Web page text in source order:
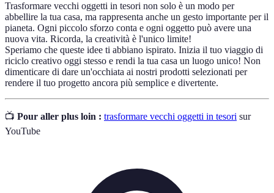
Trasformare vecchi oggetti in tesori non solo è un modo per
abbellire la tua casa, ma rappresenta anche un gesto importante per il
pianeta. Ogni piccolo sforzo conta e ogni oggetto può avere una
nuova vita. Ricorda, la creatività è l'unico limite!
Speriamo che queste idee ti abbiano ispirato. Inizia il tuo viaggio di
riciclo creativo oggi stesso e rendi la tua casa un luogo unico! Non
dimenticare di dare un'occhiata ai nostri prodotti selezionati per
rendere il tuo progetto ancora più semplice e divertente.
📺 Pour aller plus loin : trasformare vecchi oggetti in tesori sur
YouTube